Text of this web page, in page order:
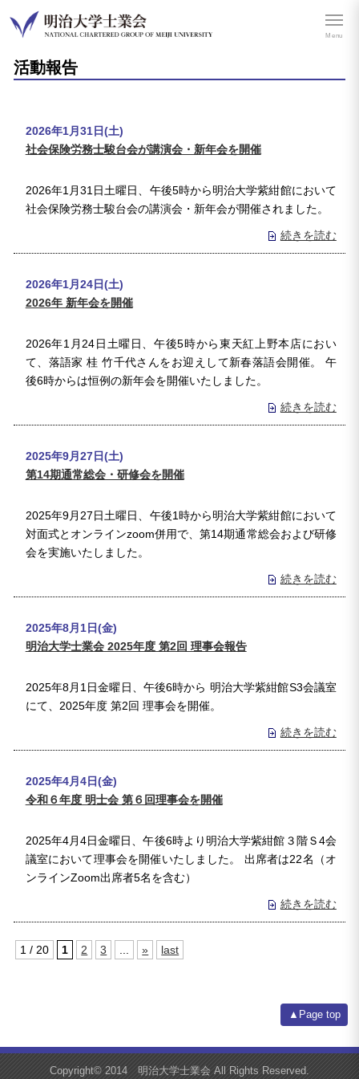
Menu
>
活動報告
2026年1月31日(土)
社会保険労務士駿台会が講演会・新年会を開催
2026年1月31日土曜日、午後5時から明治大学紫紺館において
社会保険労務士駿台会の講演会・新年会が開催されました。
続きを読む
2026年1月24日(土)
2026年 新年会を開催
2026年1月24日土曜日、午後5時から東天紅上野本店におい
て、落語家 桂 竹千代さんをお迎えして新春落語会開催。 午
後6時からは恒例の新年会を開催いたしました。
続きを読む
2025年9月27日(土)
第14期通常総会・研修会を開催
2025年9月27日土曜日、午後1時から明治大学紫紺館において
対面式とオンラインzoom併用で、第14期通常総会および研修
会を実施いたしました。
続きを読む
2025年8月1日(金)
明治大学士業会 2025年度 第2回 理事会報告
2025年8月1日金曜日、午後6時から 明治大学紫紺館S3会議室
にて、2025年度 第2回 理事会を開催。
続きを読む
2025年4月4日(金)
令和６年度 明士会 第６回理事会を開催
2025年4月4日金曜日、午後6時より明治大学紫紺館３階Ｓ4会
議室において理事会を開催いたしました。 出席者は22名（オ
ンラインZoom出席者5名を含む）
続きを読む
1 / 20 1 2 3 ... » last
▲Page top
Copyright© 2014 明治大学士業会 All Rights Reserved.